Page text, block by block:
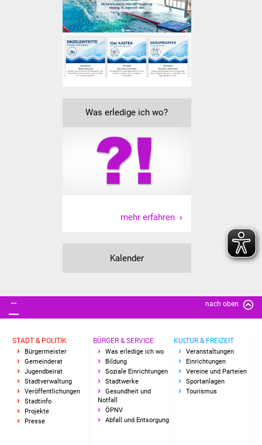
Formulare
Bürgerinfos
Bildung
Schulen
Kolping-Musikschule
Soziale Einrichtungen
Jugendhaus
Kinder- und
Familienzentrum
Stadtwerke
Suenergie
Was erledige ich wo?
mehr erfahren
Kalender
nach oben
STADT & POLITIK
Bürgermeister
Gemeinderat
Jugendbeirat
Stadtverwaltung
Veröffentlichungen
Stadtinfo
Projekte
Presse
BÜRGER & SERVICE
Was erledige ich wo
Bildung
Soziale Einrichtungen
Stadtwerke
Gesundheit und
Notfall
ÖPNV
Abfall und Entsorgung
KULTUR & FREIZEIT
Veranstaltungen
Einrichtungen
Vereine und Parteien
Sportanlagen
Tourismus